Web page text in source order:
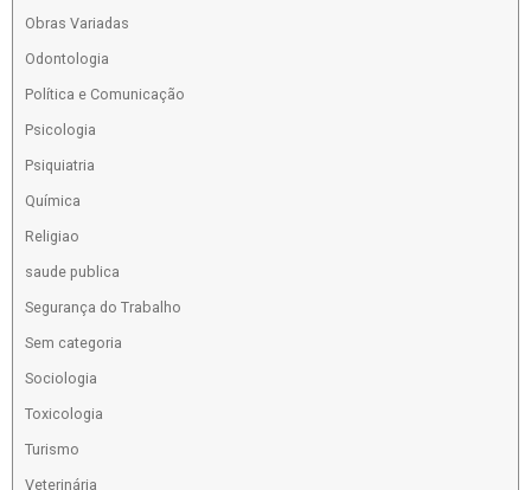
Obras Variadas
Odontologia
Política e Comunicação
Psicologia
Psiquiatria
Química
Religiao
saude publica
Segurança do Trabalho
Sem categoria
Sociologia
Toxicologia
Turismo
Veterinária